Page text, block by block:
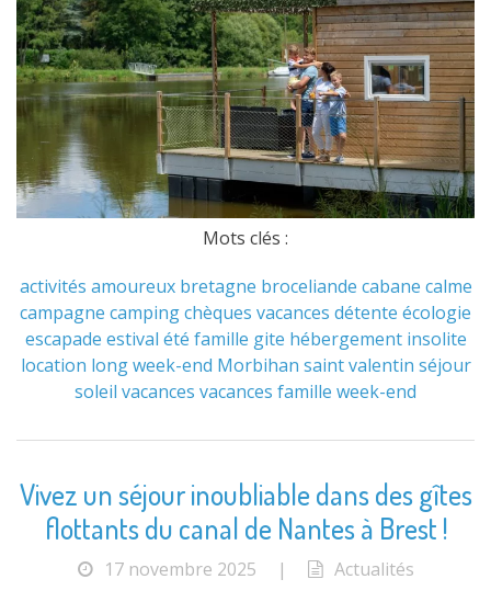
Mots clés :
activités amoureux bretagne broceliande cabane calme
campagne campingchèques vacances détente écologie
escapade estival été famille gite hébergement insolite
location long week-end Morbihan saint valentin séjour
soleil vacances vacances famille week-end
Vivez un séjour inoubliable dans des gîtes
flottants du canal de Nantes à Brest !
17 novembre 2025 | Actualités